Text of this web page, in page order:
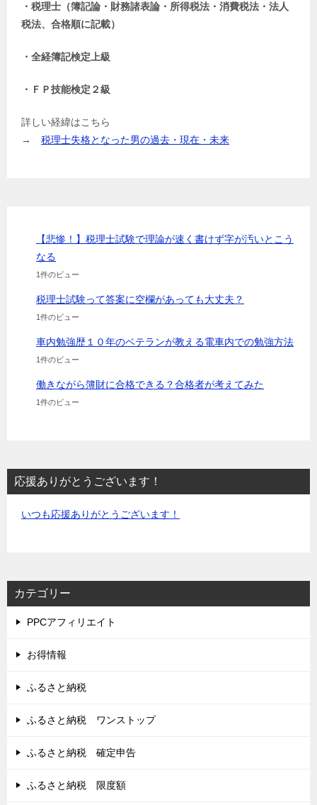
・税理士（簿記論・財務諸表論・所得税法・消費税法・法人
税法、合格順に記載）
・全経簿記検定上級
・ＦＰ技能検定２級
詳しい経緯はこちら
→ 税理士失格となった男の過去・現在・未来
【悲惨！】税理士試験で理論が速く書けず字が汚いとこう
なる
1件のビュー
税理士試験って答案に空欄があっても大丈夫？
1件のビュー
車内勉強歴１０年のベテランが教える電車内での勉強方法
1件のビュー
働きながら簿財に合格できる？合格者が考えてみた
1件のビュー
応援ありがとうございます！
いつも応援ありがとうございます！
カテゴリー
PPCアフィリエイト
お得情報
ふるさと納税
ふるさと納税 ワンストップ
ふるさと納税 確定申告
ふるさと納税 限度額